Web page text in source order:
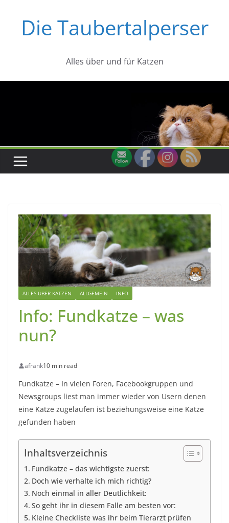
springenDie Taubertalperser
Alles über und für Katzen
ALLES ÜBER KATZEN ALLGEMEIN INFO
Info: Fundkatze – was
nun?
afrank10 min read
Fundkatze – In vielen Foren, Facebookgruppen und
Newsgroups liest man immer wieder von Usern denen
eine Katze zugelaufen ist beziehungsweise eine Katze
gefunden haben
Inhaltsverzeichnis
Fundkatze – das wichtigste zuerst:
Doch wie verhalte ich mich richtig?
Noch einmal in aller Deutlichkeit:
So geht ihr in diesem Falle am besten vor:
Kleine Checkliste was ihr beim Tierarzt prüfen